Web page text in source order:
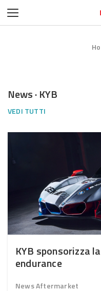
News · KYB
VEDI TUTTI
KYB sponsorizza
endurance
News Aftermarket